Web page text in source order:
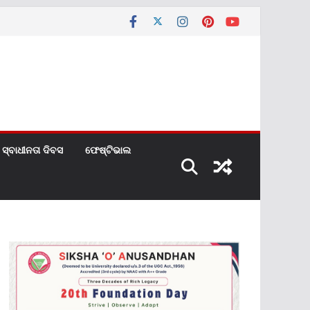
ସ୍ବାଧୀନତା ଦିବସ ଫେଷ୍ଟିଭାଲ